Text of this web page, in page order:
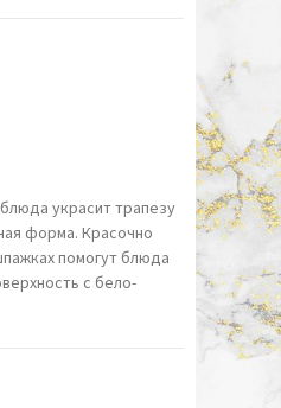
украсит трапезу
форма. Красочно
помогут блюда
с бело-